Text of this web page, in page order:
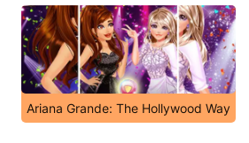
Ariana Grande: The Hollywood Way